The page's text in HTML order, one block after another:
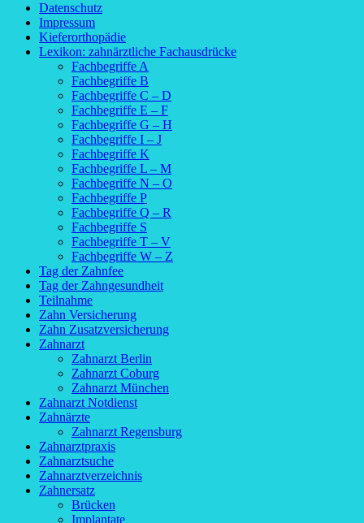
Datenschutz
Impressum
Kieferorthopädie
Lexikon: zahnärztliche Fachausdrücke
Fachbegriffe A
Fachbegriffe B
Fachbegriffe C – D
Fachbegriffe E – F
Fachbegriffe G – H
Fachbegriffe I – J
Fachbegriffe K
Fachbegriffe L – M
Fachbegriffe N – O
Fachbegriffe P
Fachbegriffe Q – R
Fachbegriffe S
Fachbegriffe T – V
Fachbegriffe W – Z
Tag der Zahnfee
Tag der Zahngesundheit
Teilnahme
Zahn Versicherung
Zahn Zusatzversicherung
Zahnarzt
Zahnarzt Berlin
Zahnarzt Coburg
Zahnarzt München
Zahnarzt Notdienst
Zahnärzte
Zahnarzt Regensburg
Zahnarztpraxis
Zahnarztsuche
Zahnarztverzeichnis
Zahnersatz
Brücken
Implantate